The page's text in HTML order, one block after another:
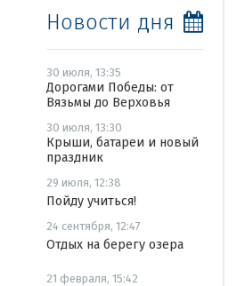
Новости дня
30 июля, 13:35
Дорогами Победы: от
Вязьмы до Верховья
30 июля, 13:30
Крыши, батареи и новый
праздник
29 июля, 12:38
Пойду учиться!
24 сентября, 12:47
Отдых на берегу озера
21 февраля, 15:42